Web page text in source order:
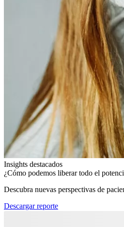
Insights destacados
¿Cómo podemos liberar todo el
Descubra nuevas perspectivas de
Descargar reporte